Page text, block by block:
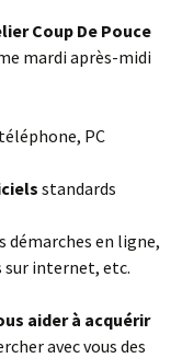
Coup De Pouce
mardi après-midi
PC
standards
démarches en ligne,
sur internet, etc.
aider à acquérir
avec vous des